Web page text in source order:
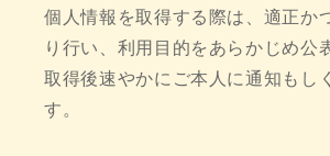
個人情報を取得する際は、適正か
り行い、利用目的をあらかじめ公
取得後速やかにご本人に通知もし
す。